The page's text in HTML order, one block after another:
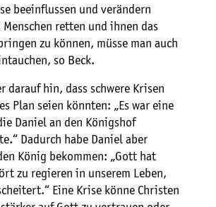
beeinflussen und verändern
Menschen retten und ihnen das
zu können, müsse man auch
so Beck.
darauf hin, dass schwere Krisen
Plan seien könnten: „Es war eine
Daniel an den Königshof
Dadurch habe Daniel aber
König bekommen: „Gott hat
zu regieren in unserem Leben,
Eine Krise könne Christen